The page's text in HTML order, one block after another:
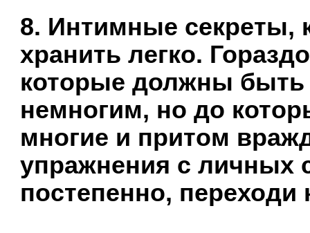
8. Интимные секреты,
хранить легко.
которые должны
немногим, но до
многие и притом
упражнения с личных
постепенно,